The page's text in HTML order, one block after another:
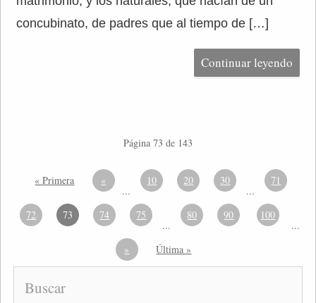
concubinato, de padres que al tiempo de […]
Continuar leyendo
Página 73 de 143
« Primera «
...
10 20 30
...
71
72 73 74 75
...
80 90 100
...
»
Última »
Buscar